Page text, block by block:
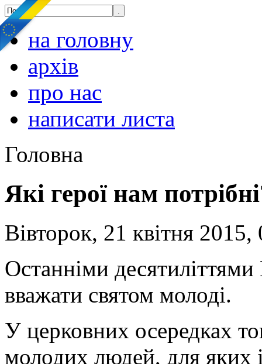
на головну
архів
про нас
написати листа
Головна
Які герої нам
Вівторок, 21 квітня 2015,
Останніми
вважати святом молоді.
У церковних осередках
молодих людей, для яких